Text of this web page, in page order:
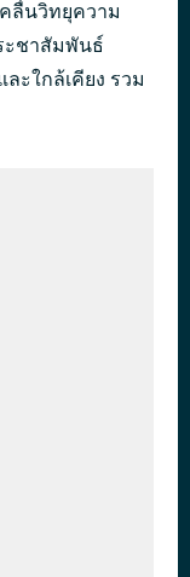
ลื่นวิทยุความ
ะชาสัมพันธ์
ะใกล้เคียง รวม